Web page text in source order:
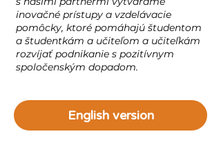
inovačné prístupy a vzdelávacie
pomôcky, ktoré pomáhajú študentom
a študentkám a učiteľom a učiteľkám
rozvíjať podnikanie s pozitívnym
spoločenským dopadom.
English version